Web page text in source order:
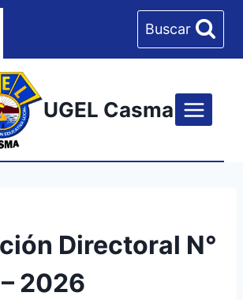
Buscar
UGEL Casma
Directoral N°
2026